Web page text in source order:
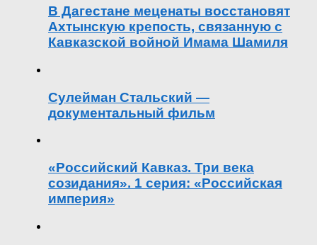
В Дагестане меценаты восстановят
Ахтынскую крепость, связанную с
Кавказской войной Имама Шамиля
Сулейман Стальский —
документальный фильм
«Российский Кавказ. Три века
созидания». 1 серия: «Российская
империя»